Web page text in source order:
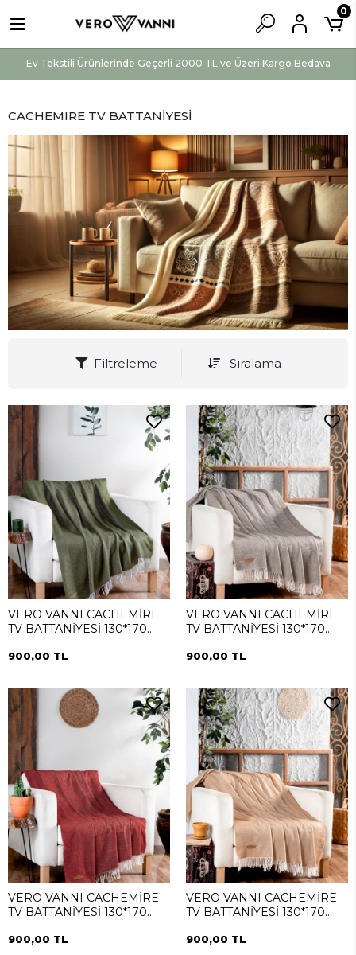
Ev Tekstili Ürünlerinde Geçerli 2000 TL ve Üzeri Kargo Bedava
0
CACHEMIRE TV BATTANİYESİ
Filtreleme Sıralama
VERO VANNI CACHEMİRE
TV BATTANİYESİ 130*170
900,00 TL
VERO VANNI CACHEMİRE
TV BATTANİYESİ 130*170
900,00 TL
VERO VANNI CACHEMİRE
TV BATTANİYESİ 130*170
900,00 TL
VERO VANNI CACHEMİRE
TV BATTANİYESİ 130*170
900,00 TL